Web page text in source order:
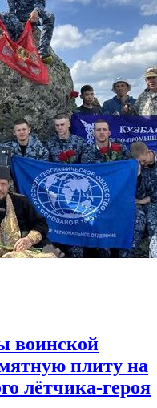
воинской
плиту на
лётчика-героя